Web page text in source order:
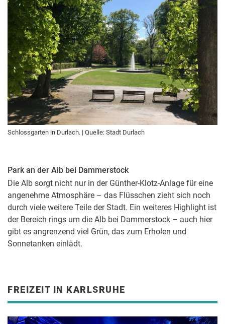
Schlossgarten in Durlach. | Quelle: Stadt Durlach
Park an der Alb bei Dammerstock
Die Alb sorgt nicht nur in der Günther-Klotz-Anlage für eine
angenehme Atmosphäre – das Flüsschen zieht sich noch
durch viele weitere Teile der Stadt. Ein weiteres Highlight ist
der Bereich rings um die Alb bei Dammerstock – auch hier
gibt es angrenzend viel Grün, das zum Erholen und
Sonnetanken einlädt.
FREIZEIT IN KARLSRUHE